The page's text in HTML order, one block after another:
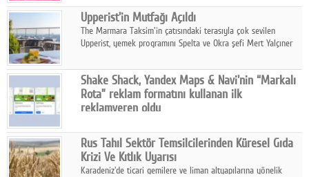
ürünleriyle hem yurt içinde hem de uluslararası pazarlarda
büyümesini sürdürüyor.
Upperist'in Mutfağı Açıldı
The Marmara Taksim'in çatısındaki terasıyla çok sevilen
Upperist, yemek programını Spelta ve Okra şefi Mert Yalçıner
Shake Shack, Yandex Maps & Navi'nin “Markalı
Rota” reklam formatını kullanan ilk
reklamveren oldu
artırmak amacıyla Cereyan Medya ve Yandex Ads iş birliğiyle
Yandex Maps & Navi'nin yeni "Markalı Rota" reklam formatını
kullanan ilk marka oldu.
Rus Tahıl Sektör Temsilcilerinden Küresel Gıda
Krizi Ve Kıtlık Uyarısı
Karadeniz'de ticari gemilere ve liman altyapılarına yönelik